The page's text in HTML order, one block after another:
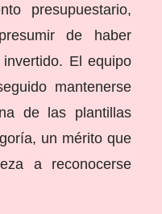
presupuestario,
de haber
El equipo
mantenerse
de las plantillas
un mérito que
a reconocerse